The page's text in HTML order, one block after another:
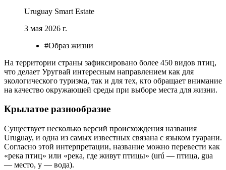
Uruguay Smart Estate
3 мая 2026 г.
#Образ жизни
На территории страны зафиксировано более 450 видов птиц,
что делает Уругвай интересным направлением как для
экологического туризма, так и для тех, кто обращает внимание
на качество окружающей среды при выборе места для жизни.
Крылатое разнообразие
Существует несколько версий происхождения названия
Uruguay, и одна из самых известных связана с языком гуарани.
Согласно этой интерпретации, название можно перевести как
«река птиц» или «река, где живут птицы» (urú — птица, gua
— место, y — вода).